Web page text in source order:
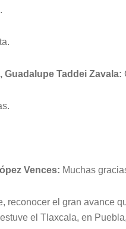
Taddei Zavala:
Vences: Muchas
reconocer el gran avance
el Tlaxcala, en